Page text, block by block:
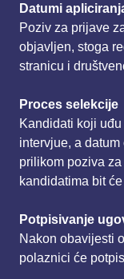
Datumi
Poziv za prijave
objavljen, stoga
stranicu i
Proces selekcije
Kandidati koji
intervjue, a
prilikom poziva
kandidatima bit
Potpisivanje
Nakon obavijesti
polaznici će